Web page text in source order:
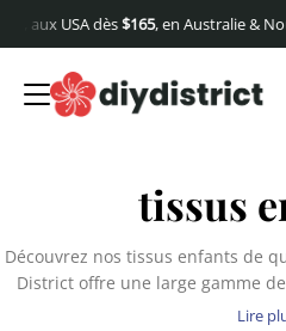
dès$ 165, en Australie & Nouvelle-
tissus
Découvrez nos tissus enfants de
District offre une large gamme
pour tous vos travaux créatifs.
Lire